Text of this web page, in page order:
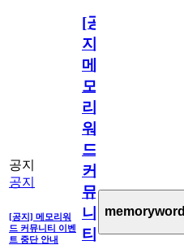
공지
공지
[공지] 메모리워
드 커뮤니티 이벤
트 중단 안내
[공
지]
메
모
리
워
드
커
뮤
니
티
memoryword